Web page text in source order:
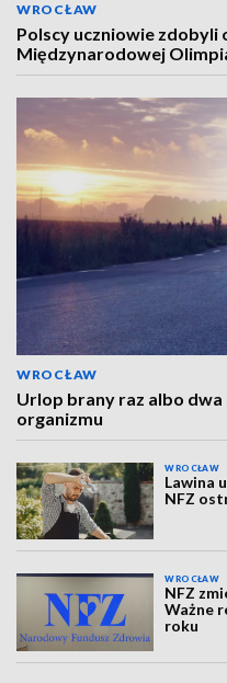
WROCŁAW
Polscy uczniowie zdobyli
Międzynarodowej
WROCŁAW
Urlop brany raz albo dwa
organizmu
WROCŁAW
Lawina
NFZ
WROCŁAW
NFZ
Ważne
roku